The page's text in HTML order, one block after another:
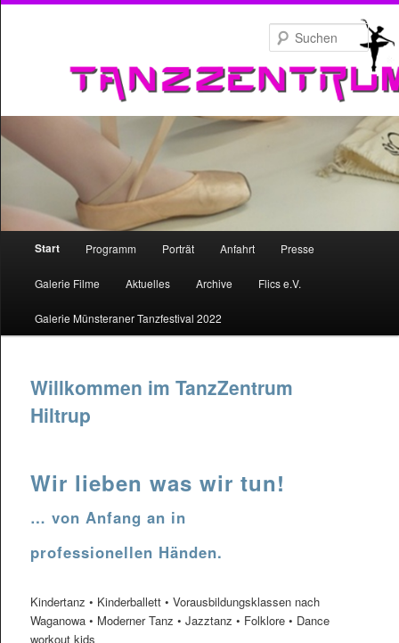
Hauptmenü
Zum
primären
Inhalt
Start Programm Porträt Anfahrt Presse
Galerie Filme Aktuelles Archive Flics e.V.
Galerie Münsteraner Tanzfestival 2022
Willkommen im TanzZentrum
Hiltrup
Wir lieben was wir tun!
… von Anfang an in
professionellen Händen.
Kindertanz • Kinderballett • Vorausbildungsklassen nach
Waganowa • Moderner Tanz • Jazztanz • Folklore • Dance
workout kids